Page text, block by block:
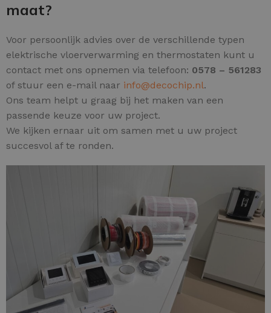
maat?
Voor persoonlijk advies over de verschillende typen
elektrische vloerverwarming en thermostaten kunt u
contact met ons opnemen via telefoon: 0578 – 561283
of stuur een e-mail naar info@decochip.nl.
Ons team helpt u graag bij het maken van een
passende keuze voor uw project.
We kijken ernaar uit om samen met u uw project
succesvol af te ronden.